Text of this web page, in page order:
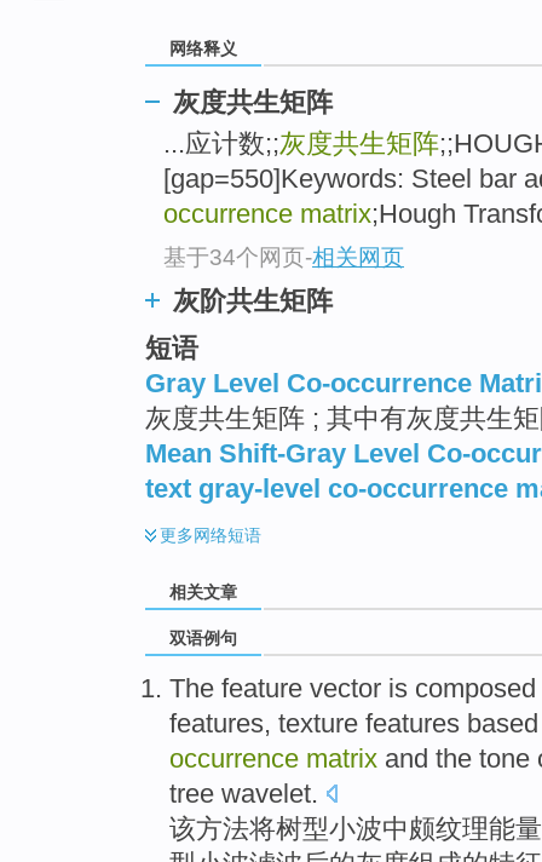
网络释义
灰度共生矩阵
...应计数;;灰度共生矩阵
[gap=550]Keywords: Steel bar
occurrence matrix;Hough
基于34个网页-相关网页
灰阶共生矩阵
短语
Gray Level Co-occurrence
灰度共生矩阵 ; 其中有灰度共生
Mean Shift-Gray Level Co-
text gray-level co-occurrence
更多网络短语
相关文章
双语例句
The feature vector is composed
features, texture features
occurrence matrix and the tone
tree wavelet.
该方法将树型小波中颇纹理能量